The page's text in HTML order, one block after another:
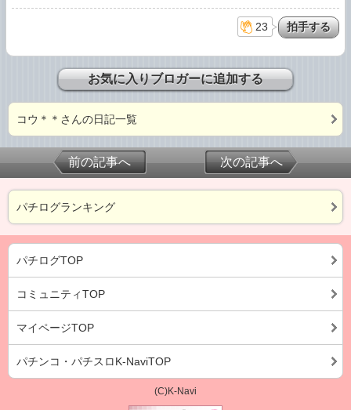
23
お気に入りブロガーに追加する
コウ＊＊さんの日記一覧
前の記事へ 次の記事へ
パチログランキング
パチログTOP
コミュニティTOP
マイページTOP
パチンコ・パチスロK-NaviTOP
(C)K-Navi